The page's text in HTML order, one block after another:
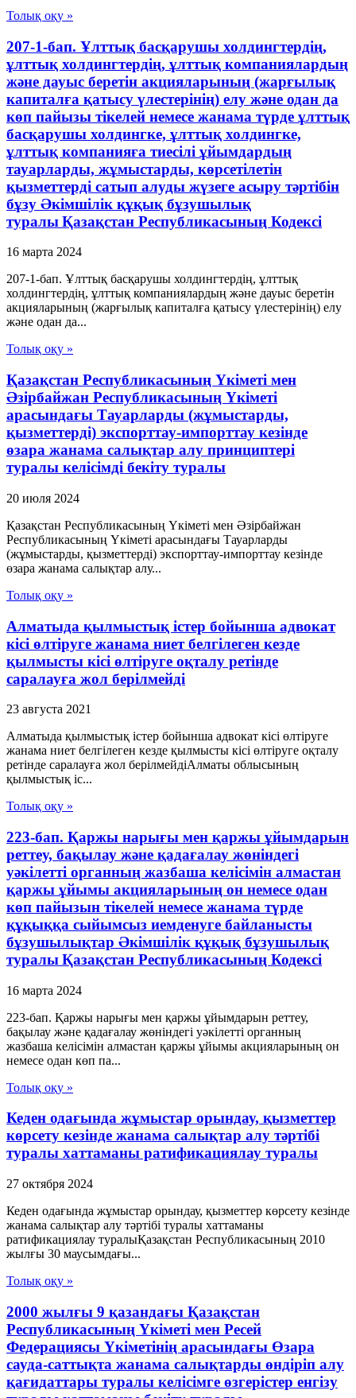
Толық оқу »
207-1-бап. Ұлттық басқарушы холдингтердің,
ұлттық холдингтердің, ұлттық компаниялардың
және дауыс беретін акцияларының (жарғылық
капиталға қатысу үлестерінің) елу және одан да
көп пайызы тікелей немесе жанама түрде ұлттық
басқарушы холдингке, ұлттық холдингке,
ұлттық компанияға тиесілі ұйымдардың
тауарларды, жұмыстарды, көрсетілетін
қызметтерді сатып алуды жүзеге асыру тәртібін
бұзу Әкімшілік құқық бұзушылық
туралы Қазақстан Республикасының Кодексі
16 марта 2024
207-1-бап. Ұлттық басқарушы холдингтердің, ұлттық
холдингтердің, ұлттық компаниялардың және дауыс беретін
акцияларының (жарғылық капиталға қатысу үлестерінің) елу
және одан да...
Толық оқу »
Қазақстан Республикасының Үкiметi мен
Әзiрбайжан Республикасының Үкiметi
арасындағы Тауарларды (жұмыстарды,
қызметтердi) экспорттау-импорттау кезiнде
өзара жанама салықтар алу принциптерi
туралы келiсiмдi бекiту туралы
20 июля 2024
Қазақстан Республикасының Үкiметi мен Әзiрбайжан
Республикасының Үкiметi арасындағы Тауарларды
(жұмыстарды, қызметтердi) экспорттау-импорттау кезiнде
өзара жанама салықтар алу...
Толық оқу »
Алматыда қылмыстық істер бойынша адвокат
кісі өлтіруге жанама ниет белгілеген кезде
қылмысты кісі өлтіруге оқталу ретінде
саралауға жол берілмейді
23 августа 2021
Алматыда қылмыстық істер бойынша адвокат кісі өлтіруге
жанама ниет белгілеген кезде қылмысты кісі өлтіруге оқталу
ретінде саралауға жол берілмейдіАлматы облысының
қылмыстық іс...
Толық оқу »
223-бап. Қаржы нарығы мен қаржы ұйымдарын
реттеу, бақылау және қадағалау жөніндегі
уәкілетті органның жазбаша келісімін алмастан
қаржы ұйымы акцияларының он немесе одан
көп пайызын тікелей немесе жанама түрде
құқыққа сыйымсыз иемденуге байланысты
бұзушылықтар Әкімшілік құқық бұзушылық
туралы Қазақстан Республикасының Кодексі
16 марта 2024
223-бап. Қаржы нарығы мен қаржы ұйымдарын реттеу,
бақылау және қадағалау жөніндегі уәкілетті органның
жазбаша келісімін алмастан қаржы ұйымы акцияларының он
немесе одан көп па...
Толық оқу »
Кеден одағында жұмыстар орындау, қызметтер
көрсету кезінде жанама салықтар алу тәртібі
туралы хаттаманы ратификациялау туралы
27 октября 2024
Кеден одағында жұмыстар орындау, қызметтер көрсету кезінде
жанама салықтар алу тәртібі туралы хаттаманы
ратификациялау туралыҚазақстан Республикасының 2010
жылғы 30 маусымдағы...
Толық оқу »
2000 жылғы 9 қазандағы Қазақстан
Республикасының Үкіметі мен Ресей
Федерациясы Үкіметінің арасындағы Өзара
сауда-саттықта жанама салықтарды өндіріп алу
қағидаттары туралы келісімге өзгерістер енгізу